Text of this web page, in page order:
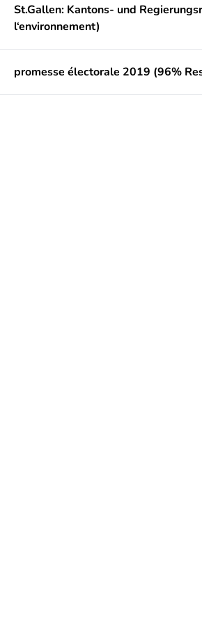
St.Gallen: Kantons- und
l‘environnement)
promesse électorale 2019 (96%